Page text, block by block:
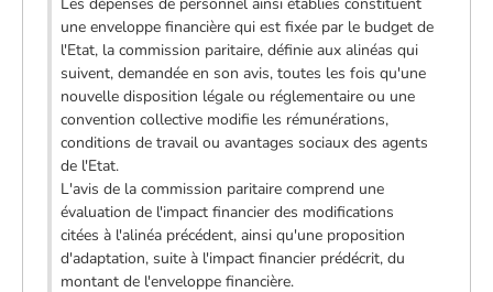
une enveloppe financière qui est fixée par le budget de
l'Etat, la commission paritaire, définie aux alinéas qui
suivent, demandée en son avis, toutes les fois qu'une
nouvelle disposition légale ou réglementaire ou une
convention collective modifie les rémunérations,
conditions de travail ou avantages sociaux des agents
de l'Etat.
L'avis de la commission paritaire comprend une
évaluation de l'impact financier des modifications
citées à l'alinéa précédent, ainsi qu'une proposition
d'adaptation, suite à l'impact financier prédécrit, du
montant de l'enveloppe financière.